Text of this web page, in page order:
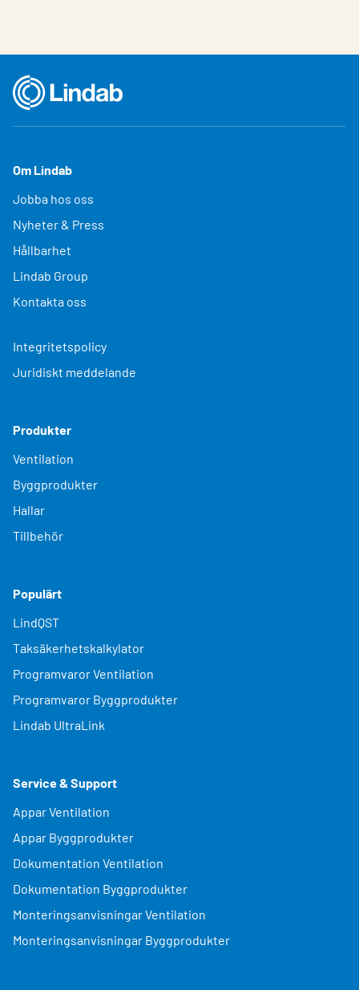
Om Lindab
Jobba hos oss
Nyheter & Press
Hållbarhet
Lindab Group
Kontakta oss
Integritetspolicy
Juridiskt meddelande
Produkter
Ventilation
Byggprodukter
Hallar
Tillbehör
Populärt
LindQST
Taksäkerhetskalkylator
Programvaror Ventilation
Programvaror Byggprodukter
Lindab UltraLink
Service & Support
Appar Ventilation
Appar Byggprodukter
Dokumentation Ventilation
Dokumentation Byggprodukter
Monteringsanvisningar Ventilation
Monteringsanvisningar Byggprodukter